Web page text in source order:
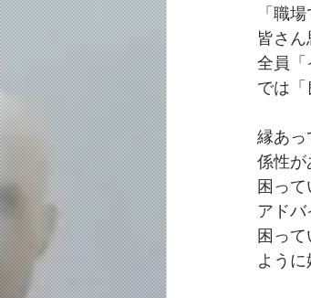
「職
皆さん
全員「
では
縁あっ
係性が
困って
アドバ
困っ
ように